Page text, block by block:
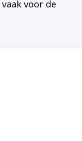
voor de